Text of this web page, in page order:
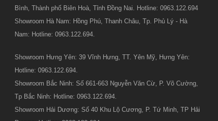
Bình, Thành phố Biên Hoà, Tỉnh Đồng Nai. Hotline: 0963.122.694
Showroom Hà Nam: Hồng Phú, Thanh Châu, Tp. Phủ Lý - Hà
Nam: Hotline: 0963.122.694.
Showroom Hưng Yên: 39 Vĩnh Hưng, TT. Yên Mỹ, Hưng Yên:
Hotline: 0963.122.694.
Showroom Bắc Ninh: Số 661-663 Nguyễn Văn Cừ, P. Võ Cường,
Tp Bắc Ninh: Hotline: 0963.122.694.
Showroom Hải Dương: Số 40 Khu Lộ Cương, P. Tứ Minh, TP Hải